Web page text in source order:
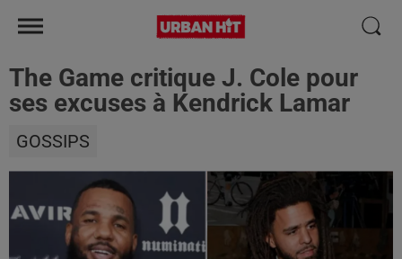
The Game critique J. Cole pour
ses excuses à Kendrick Lamar
GOSSIPS